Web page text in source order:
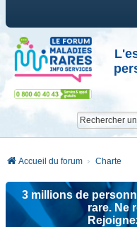
Accueil du forum Charte
3 millions de
rare. Ne